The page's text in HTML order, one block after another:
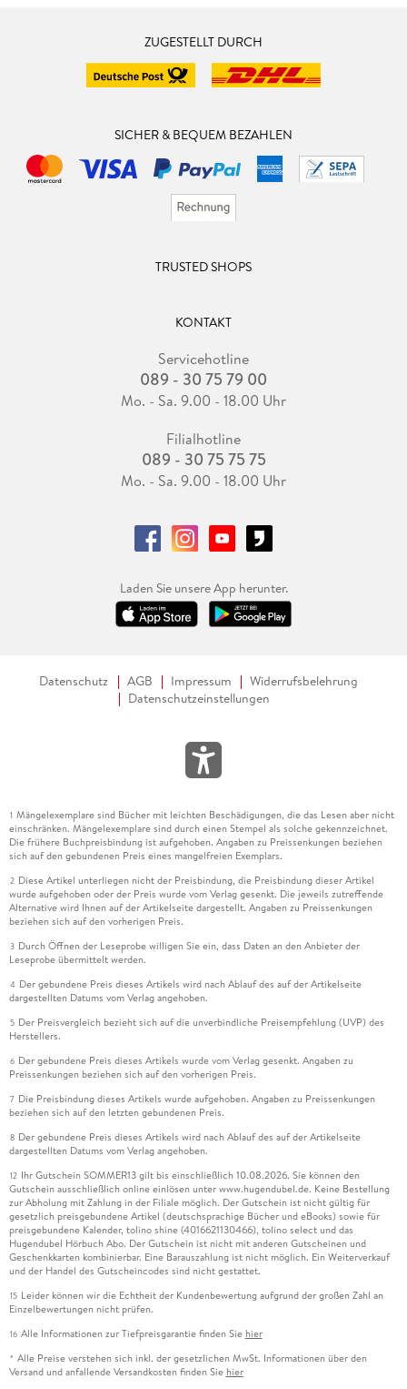
ZUGESTELLT DURCH
SICHER & BEQUEM BEZAHLEN
TRUSTED SHOPS
KONTAKT
Servicehotline
089 - 30 75 79 00
Mo. - Sa. 9.00 - 18.00 Uhr
Filialhotline
089 - 30 75 75 75
Mo. - Sa. 9.00 - 18.00 Uhr
Laden Sie unsere App herunter.
Datenschutz AGB Impressum
Widerrufsbelehrung
Datenschutzeinstellungen
1 Mängelexemplare sind Bücher mit leichten Beschädigungen, die das Lesen aber nicht
einschränken. Mängelexemplare sind durch einen Stempel als solche gekennzeichnet.
Die frühere Buchpreisbindung ist aufgehoben. Angaben zu Preissenkungen beziehen
sich auf den gebundenen Preis eines mangelfreien Exemplars.
2 Diese Artikel unterliegen nicht der Preisbindung, die Preisbindung dieser Artikel
wurde aufgehoben oder der Preis wurde vom Verlag gesenkt. Die jeweils zutreffende
Alternative wird Ihnen auf der Artikelseite dargestellt. Angaben zu Preissenkungen
beziehen sich auf den vorherigen Preis.
3 Durch Öffnen der Leseprobe willigen Sie ein, dass Daten an den Anbieter der
Leseprobe übermittelt werden.
4 Der gebundene Preis dieses Artikels wird nach Ablauf des auf der Artikelseite
dargestellten Datums vom Verlag angehoben.
5 Der Preisvergleich bezieht sich auf die unverbindliche Preisempfehlung (UVP) des
Herstellers.
6 Der gebundene Preis dieses Artikels wurde vom Verlag gesenkt. Angaben zu
Preissenkungen beziehen sich auf den vorherigen Preis.
7 Die Preisbindung dieses Artikels wurde aufgehoben. Angaben zu Preissenkungen
beziehen sich auf den letzten gebundenen Preis.
8 Der gebundene Preis dieses Artikels wird nach Ablauf des auf der Artikelseite
dargestellten Datums vom Verlag angehoben.
12 Ihr Gutschein SOMMER13 gilt bis einschließlich 10.08.2026. Sie können den
Gutschein ausschließlich online einlösen unter www.hugendubel.de. Keine Bestellung
zur Abholung mit Zahlung in der Filiale möglich. Der Gutschein ist nicht gültig für
gesetzlich preisgebundene Artikel (deutschsprachige Bücher und eBooks) sowie für
preisgebundene Kalender, tolino shine (4016621130466), tolino select und das
Hugendubel Hörbuch Abo. Der Gutschein ist nicht mit anderen Gutscheinen und
Geschenkkarten kombinierbar. Eine Barauszahlung ist nicht möglich. Ein Weiterverkauf
und der Handel des Gutscheincodes sind nicht gestattet.
15 Leider können wir die Echtheit der Kundenbewertung aufgrund der großen Zahl an
Einzelbewertungen nicht prüfen.
16 Alle Informationen zur Tiefpreisgarantie finden Sie hier
* Alle Preise verstehen sich inkl. der gesetzlichen MwSt. Informationen über den
Versand und anfallende Versandkosten finden Sie hier